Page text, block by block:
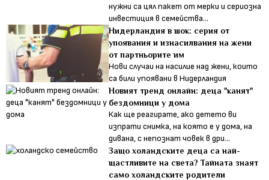
нужни са цял пакет от мерки и сериозна
инвестиция в семейства...
Нидерландия в шок: серия от
упоявания и изнасилвания на жени
от партньорите им
Нови случаи на насилие над жени, които
са били упоявани в Нидерландия
Новият тренд онлайн: деца "канят"
бездомници у дома
Как ще реагирате, ако детето ви
изпрати снимка, на която е у дома, на
дивана, с непознат човек в дри...
Защо холандските деца са най-
щастливите на света? Тайната знаят
само холандските родители